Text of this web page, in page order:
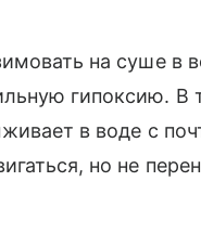
на суше в
гипоксию. В
в воде с
но не